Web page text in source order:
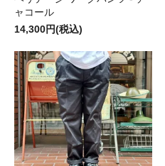
ャコール
14,300円(税込)